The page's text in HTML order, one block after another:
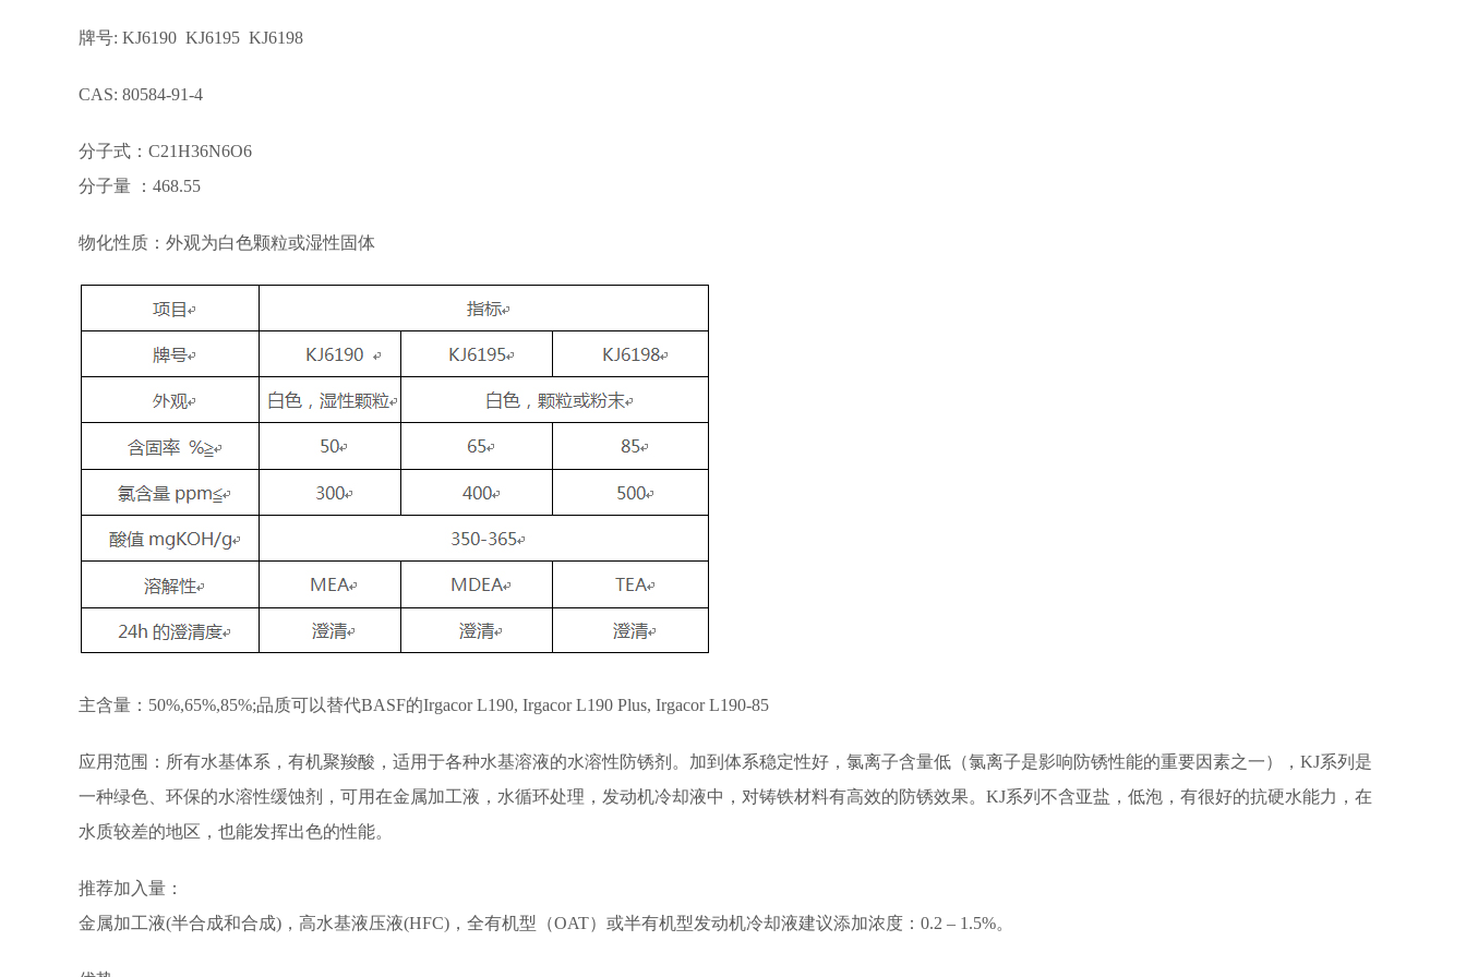
牌号: KJ6190 KJ6195 KJ6198
CAS: 80584-91-4
分子式：C21H36N6O6
分子量 ：468.55
物化性质：外观为白色颗粒或湿性固体
主含量：50%,65%,85%;品质可以替代BASF的Irgacor L190, Irgacor L190 Plus, Irgacor L190-85
应用范围：所有水基体系，有机聚羧酸，适用于各种水基溶液的水溶性防锈剂。加到体系稳定性好，氯离子含量低（氯离子是影响防锈性能的重要因素之一），KJ系列是
一种绿色、环保的水溶性缓蚀剂，可用在金属加工液，水循环处理，发动机冷却液中，对铸铁材料有高效的防锈效果。KJ系列不含亚盐，低泡，有很好的抗硬水能力，在
水质较差的地区，也能发挥出色的性能。
推荐加入量：
金属加工液(半合成和合成)，高水基液压液(HFC)，全有机型（OAT）或半有机型发动机冷却液建议添加浓度：0.2 – 1.5%。